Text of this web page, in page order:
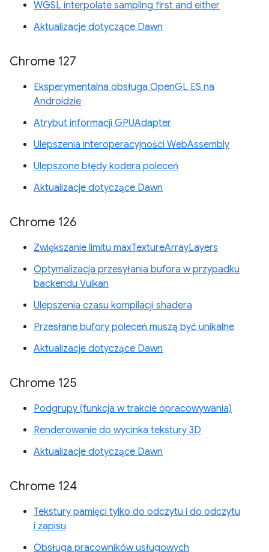
WGSL interpolate sampling first and either
Aktualizacje dotyczące Dawn
Chrome 127
Eksperymentalna obsługa OpenGL ES na
Androidzie
Atrybut informacji GPUAdapter
Ulepszenia interoperacyjności WebAssembly
Ulepszone błędy kodera poleceń
Aktualizacje dotyczące Dawn
Chrome 126
Zwiększanie limitu maxTextureArrayLayers
Optymalizacja przesyłania bufora w przypadku
backendu Vulkan
Ulepszenia czasu kompilacji shadera
Przesłane bufory poleceń muszą być unikalne
Aktualizacje dotyczące Dawn
Chrome 125
Podgrupy (funkcja w trakcie opracowywania)
Renderowanie do wycinka tekstury 3D
Aktualizacje dotyczące Dawn
Chrome 124
Tekstury pamięci tylko do odczytu i do odczytu
i zapisu
Obsługa pracowników usługowych